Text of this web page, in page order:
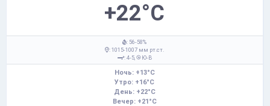
+22°C
: 56-58%
: 1015-1007 мм рт.ст.
: 4-5,
Ю-В
Ночь: +13°C
Утро: +16°C
День: +22°C
Вечер: +21°C